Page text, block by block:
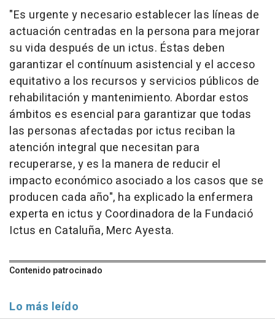
"Es urgente y necesario establecer las líneas de
actuación centradas en la persona para mejorar
su vida después de un ictus. Éstas deben
garantizar el contínuum asistencial y el acceso
equitativo a los recursos y servicios públicos de
rehabilitación y mantenimiento. Abordar estos
ámbitos es esencial para garantizar que todas
las personas afectadas por ictus reciban la
atención integral que necesitan para
recuperarse, y es la manera de reducir el
impacto económico asociado a los casos que se
producen cada año", ha explicado la enfermera
experta en ictus y Coordinadora de la Fundació
Ictus en Cataluña, Merc Ayesta.
Contenido patrocinado
Lo más leído